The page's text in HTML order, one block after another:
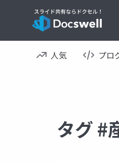
人気 プロ
タグ #